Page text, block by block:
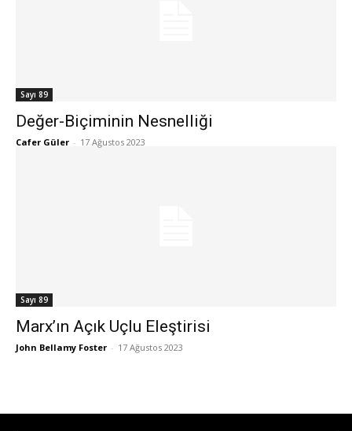
Sayı 89
Değer-Biçiminin Nesnelliği
Cafer Güler - 17 Ağustos 2023
Sayı 89
Marx’ın Açık Uçlu Eleştirisi
John Bellamy Foster - 17 Ağustos 2023